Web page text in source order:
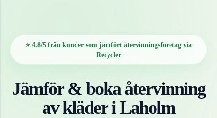
⭐ 4.8/5 från kunder som jämfört återvinningsföretag via
Recycler
Jämför & boka återvinning
avkläderiLaholm